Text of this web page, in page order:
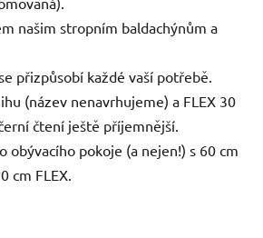
našim stropním baldachýnům a
přizpůsobí každé vaší potřebě.
(název nenavrhujeme) a FLEX 30
čtení ještě příjemnější.
obývacího pokoje (a nejen!) s 60 cm
cm FLEX.